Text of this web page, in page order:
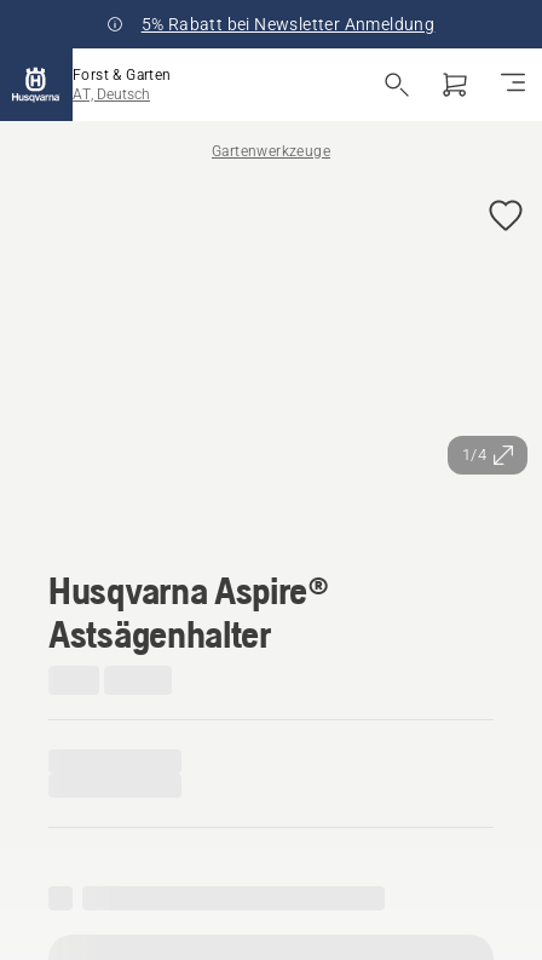
5% Rabatt bei Newsletter Anmeldung
Forst & Garten
AT, Deutsch
Gartenwerkzeuge
1/4
Husqvarna Aspire®
Astsägenhalter